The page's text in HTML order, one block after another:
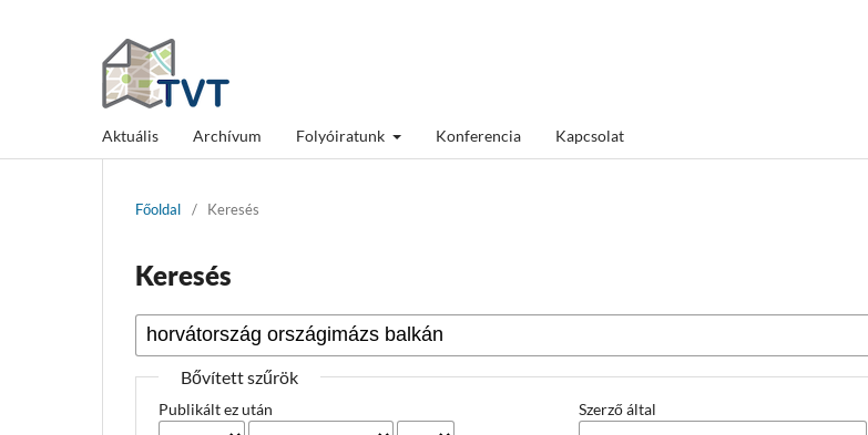
Aktuális Archívum Folyóiratunk Konferencia Kapcsolat
Főoldal / Keresés
Keresés
Bővített szűrök
Publikált ez után Szerző által